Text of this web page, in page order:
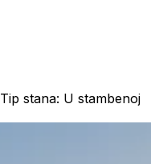
Tip stana: U stambenoj